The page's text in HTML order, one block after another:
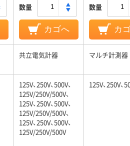
数量
カゴへ
数量
カ
共立電気計器 マルチ計測器
125V、250V、500V、
125V/250V/500V、
125V、250V、500V、
125V/250V/500V、
125V、250V、500V、
125V/250V/500V
125V、250V、